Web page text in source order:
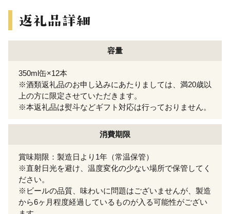
容量
350ml缶×12本
※酒類返礼品のお申し込みにあたりましては、満20歳以
上の方に限定させていただきます。
※本返礼品は熨斗などギフト対応は行っておりません。
消費期限
賞味期限：製造日より1年（常温保管）
※直射日光を避け、温度変化の少ない場所で保管してく
ださい。
※ビールの品質、味わいに問題はございませんが、製造
から6ヶ月程度経過しているものが入る可能性がござい